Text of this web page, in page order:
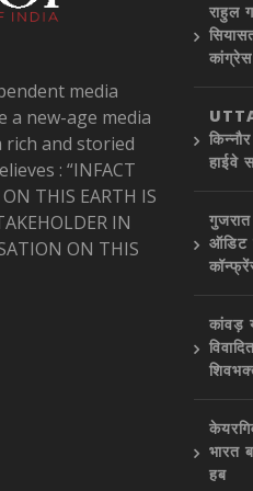
media
a new-age media
rich and storied
: “INFACT
ON THIS EARTH IS
IN
ON THIS
राहुल
हाईवे
ऑडिट
कांवड़
भारत
हब